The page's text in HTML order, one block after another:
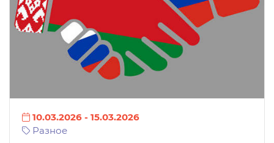
10.03.2026 - 15.03.2026
Разное